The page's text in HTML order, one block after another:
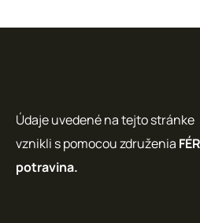
Údaje uvedené na tejto stránke
vznikli s pomocou združenia FÉR
potravina.